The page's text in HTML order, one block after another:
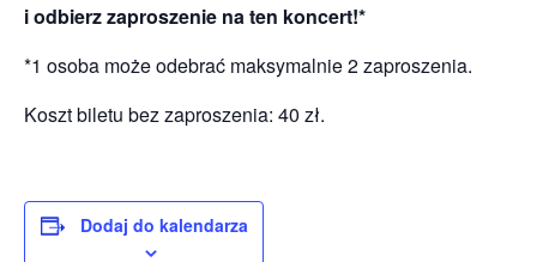
i odbierz zaproszenie na ten koncert!*
*1 osoba może odebrać maksymalnie 2 zaproszenia.
Koszt biletu bez zaproszenia: 40 zł.
Dodaj do kalendarza